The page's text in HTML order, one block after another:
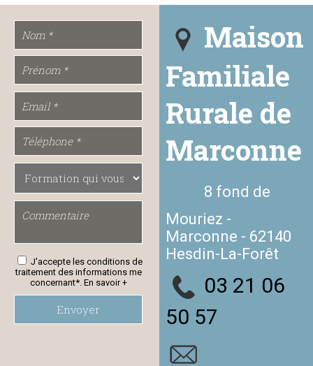
J'accepte les conditions de
traitement des informations me
concernant*. En savoir +
Envoyer
Maison
Familiale
Rurale de
Marconne
8 fond de
Mouriez -
Marconne - 62140
Hesdin-La-Forêt
03 21 06
50 57